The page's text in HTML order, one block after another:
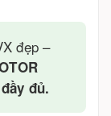
đẹp –
đủ.